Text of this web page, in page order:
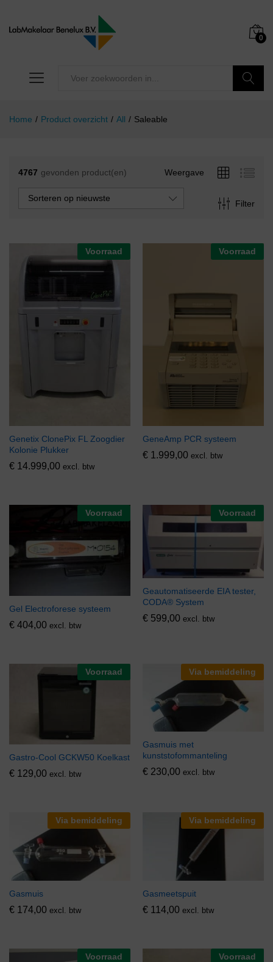
0
Home / Product overzicht / All / Saleable
4767 gevonden product(en) Weergave
Filter
Sorteren op nieuwste
Voorraad
Genetix ClonePix FL Zoogdier
Kolonie Plukker
€ 14.999,00 excl. btw
Voorraad
GeneAmp PCR systeem
€ 1.999,00 excl. btw
Voorraad
Gel Electroforese systeem
€ 404,00 excl. btw
Voorraad
Geautomatiseerde EIA tester,
CODA® System
€ 599,00 excl. btw
Voorraad
Gastro-Cool GCKW50 Koelkast
€ 129,00 excl. btw
Via bemiddeling
Gasmuis met
kunststofommanteling
€ 230,00 excl. btw
Via bemiddeling
Gasmuis
€ 174,00 excl. btw
Via bemiddeling
Gasmeetspuit
€ 114,00 excl. btw
Voorraad Voorraad